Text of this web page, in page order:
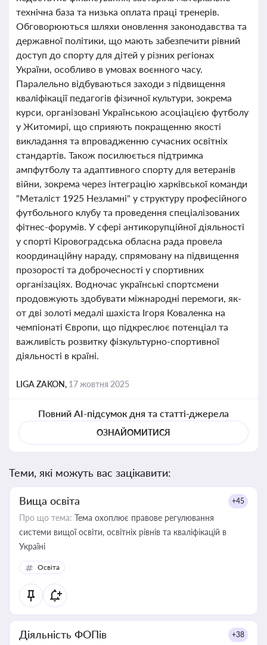
технічна база та низька оплата праці тренерів.
Обговорюються шляхи оновлення законодавства та
державної політики, що мають забезпечити рівний
доступ до спорту для дітей у різних регіонах
України, особливо в умовах воєнного часу.
Паралельно відбуваються заходи з підвищення
кваліфікації педагогів фізичної культури, зокрема
курси, організовані Українською асоціацією футболу
у Житомирі, що сприяють покращенню якості
викладання та впровадженню сучасних освітніх
стандартів. Також посилюється підтримка
ампфутболу та адаптивного спорту для ветеранів
війни, зокрема через інтеграцію харківської команди
"Металіст 1925 Незламні" у структуру професійного
футбольного клубу та проведення спеціалізованих
фітнес-форумів. У сфері антикорупційної діяльності
у спорті Кіровоградська обласна рада провела
координаційну нараду, спрямовану на підвищення
прозорості та доброчесності у спортивних
організаціях. Водночас українські спортсмени
продовжують здобувати міжнародні перемоги, як-
от дві золоті медалі шахіста Ігоря Коваленка на
чемпіонаті Європи, що підкреслює потенціал та
важливість розвитку фізкультурно-спортивної
діяльності в країні.
LIGA ZAKON, 17 жовтня 2025
Повний AI-підсумок дня та статті-джерела
ОЗНАЙОМИТИСЯ
Теми, які можуть вас зацікавити:
Вища освіта +45
Про що тема: Тема охоплює правове регулювання
системи вищої освіти, освітніх рівнів та кваліфікацій в
Україні
Освіта
Діяльність ФОПів +38